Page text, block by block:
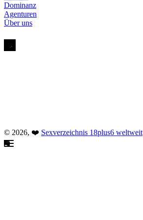
Dominanz
Agenturen
Über uns
© 2026, ❤️ Sexverzeichnis 18plus6 weltweit